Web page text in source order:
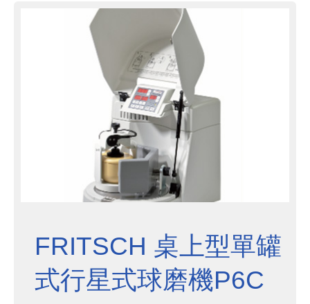
量，乾磨濕磨皆可，讓他不只是實驗
設備，更可以成為您量產嶄新材料的
一環．友德國際為FRITS...
FRITSCH 桌上型單罐
式行星式球磨機P6C